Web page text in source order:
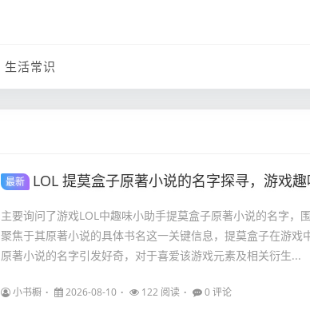
生活常识
最新 LOL 提莫盒子原著小说的名字探寻，游戏趣
主要询问了游戏LOL中趣味小助手提莫盒子原著小说的名字，
聚焦于其原著小说的具体书名这一关键信息，提莫盒子在游戏
原著小说的名字引发好奇，对于喜爱该游戏元素及相关衍生...
小书橱 2026-08-10 122 阅读 0 评论